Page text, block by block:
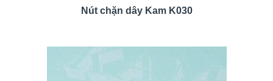
Nút chặn dây Kam K030